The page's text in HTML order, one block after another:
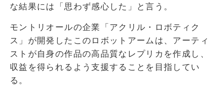
な結果には「思わず感心した」と言う。
モントリオールの企業「アクリル・ロボティク
ス」が開発したこのロボットアームは、アーティ
ストが自身の作品の高品質なレプリカを作成し、
収益を得られるよう支援することを目指してい
る。